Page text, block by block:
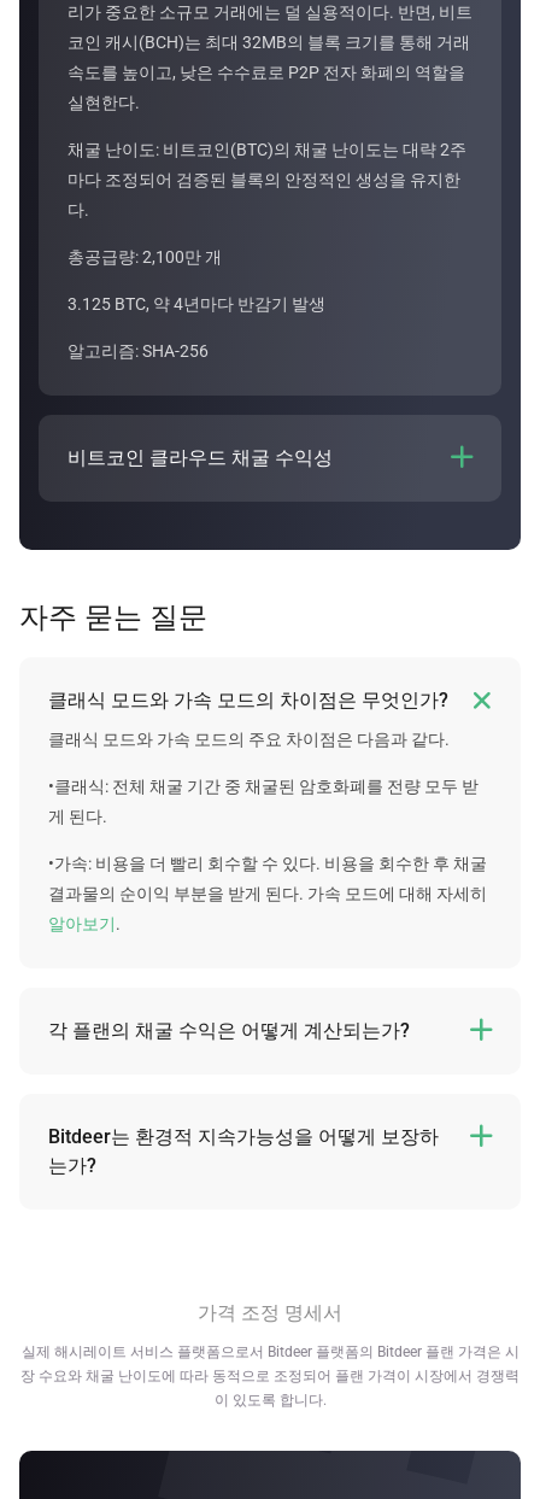
리가 중요한 소규모 거래에는 덜 실용적이다. 반면, 비트
코인 캐시(BCH)는 최대 32MB의 블록 크기를 통해 거래
속도를 높이고, 낮은 수수료로 P2P 전자 화폐의 역할을
실현한다.
채굴 난이도: 비트코인(BTC)의 채굴 난이도는 대략 2주
마다 조정되어 검증된 블록의 안정적인 생성을 유지한
다.
총공급량: 2,100만 개
3.125 BTC, 약 4년마다 반감기 발생
알고리즘: SHA-256
비트코인 클라우드 채굴 수익성 
자주 묻는 질문
클래식 모드와 가속 모드의 차이점은 무엇인가? 
클래식 모드와 가속 모드의 주요 차이점은 다음과 같다.
•클래식: 전체 채굴 기간 중 채굴된 암호화폐를 전량 모두 받
게 된다.
•가속: 비용을 더 빨리 회수할 수 있다. 비용을 회수한 후 채굴
결과물의 순이익 부분을 받게 된다. 가속 모드에 대해 자세히
알아보기.
각 플랜의 채굴 수익은 어떻게 계산되는가? 
할 수 있다.
정적 계산 방식은 플랜의 채굴 수익 및 데이터를 추정할 때 미
기한 미래 수익은 추정치 및 가정치입니다. 실제 수입은
Bitdeer의 제어를 벗어난 여러 요인의 영향을 받습니다.
Bitdeer는 환경적 지속가능성을 어떻게 보장하
는가?

무에 반영하는 데 열정을 가지고 있으며, 다음과 같은 자랑스
러운 성과를 이뤘다.
•노르웨이에 위치한 2개의 채굴 시설은 탄소 배출량 제로이
가격 조정 명세서
실제 해시레이트 서비스 플랫폼으로서 Bitdeer 플랫폼의 Bitdeer 플랜 가격은 시
장 수요와 채굴 난이도에 따라 동적으로 조정되어 플랜 가격이 시장에서 경쟁력
이 있도록 합니다.